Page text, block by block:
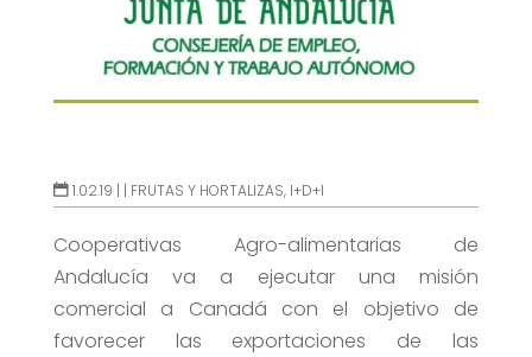
1.02.19 | | FRUTAS Y HORTALIZAS, I+D+I
Cooperativas Agro-alimentarias de
Andalucía va a ejecutar una misión
comercial a Canadá con el objetivo de
favorecer las exportaciones de las